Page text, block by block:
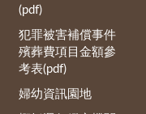
(pdf)
犯罪被害補償事件
殯葬費項目金額參
考表(pdf)
婦幼資訊園地